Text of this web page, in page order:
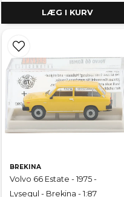
LÆG I KURV
BREKINA
Volvo 66 Estate - 1975 -
Lysegul - Brekina - 1:87